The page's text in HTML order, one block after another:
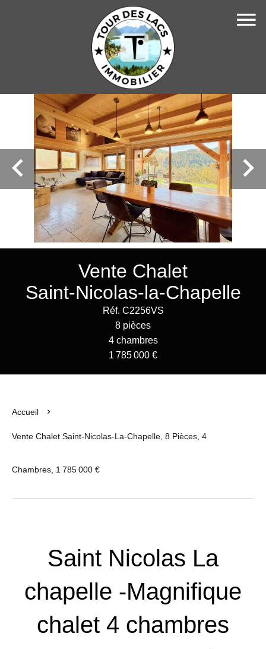
Vente Chalet
Saint-Nicolas-la-Chapelle
Réf. C2256VS
8 pièces
4 chambres
1 785 000 €
Accueil
Vente Chalet Saint-Nicolas-La-Chapelle, 8 Pièces, 4
Chambres, 1 785 000 €
Saint Nicolas La
chapelle -Magnifique
chalet 4 chambres